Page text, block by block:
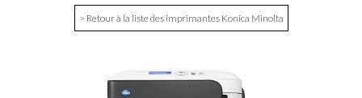
> Retour à la liste des imprimantes Konica Minolta